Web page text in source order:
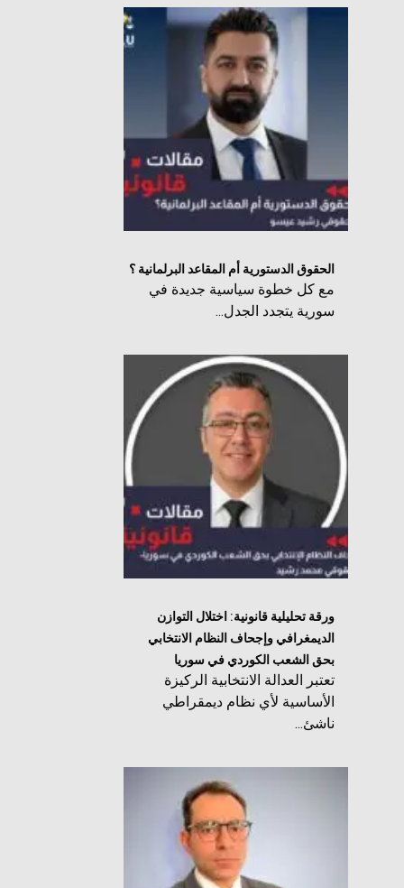
الحقوق الدستورية أم المقاعد البرلمانية ؟
مع كل خطوة سياسية جديدة في
سورية يتجدد الجدل...
ورقة تحليلية قانونية: اختلال التوازن
الديمغرافي وإجحاف النظام الانتخابي
بحق الشعب الكوردي في سوريا
تعتبر العدالة الانتخابية الركيزة
الأساسية لأي نظام ديمقراطي
ناشئ...